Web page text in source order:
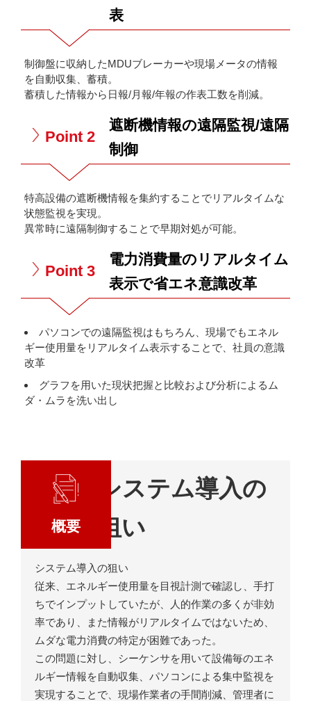
表
制御盤に収納したMDUブレーカーや現場メータの情報
を自動収集、蓄積。
蓄積した情報から日報/月報/年報の作表工数を削減。
Point 2
遮断機情報の遠隔監視/遠隔
制御
特高設備の遮断機情報を集約することでリアルタイムな
状態監視を実現。
異常時に遠隔制御することで早期対処が可能。
Point 3
電力消費量のリアルタイム
表示で省エネ意識改革
パソコンでの遠隔監視はもちろん、現場でもエネル
ギー使用量をリアルタイム表示することで、社員の意識
改革
グラフを用いた現状把握と比較および分析によるム
ダ・ムラを洗い出し
概要
システム導入の
狙い
システム導入の狙い
従来、エネルギー使用量を目視計測で確認し、手打
ちでインプットしていたが、人的作業の多くが非効
率であり、また情報がリアルタイムではないため、
ムダな電力消費の特定が困難であった。
この問題に対し、シーケンサを用いて設備毎のエネ
ルギー情報を自動収集、パソコンによる集中監視を
実現することで、現場作業者の手間削減、管理者に